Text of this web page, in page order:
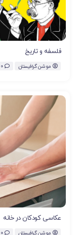
فلسفه و تاریخ
موشن گرافیستان 0
عکاسی کودکان در خانه
موشن گرافیستان 0